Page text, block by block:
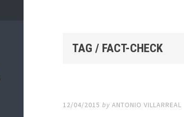
TAG / FACT-CHECK
12/04/2015 byANTONIO VILLARREAL